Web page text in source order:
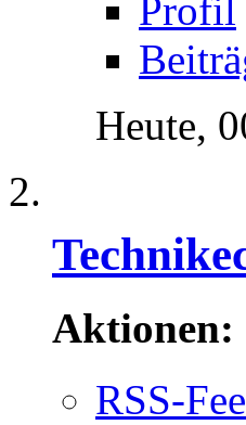
Profil
Heute,
Aktionen:
RSS-